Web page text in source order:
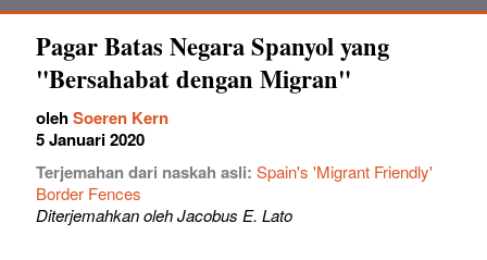
Pagar Batas Negara Spanyol yang
"Bersahabat dengan Migran"
olehSoeren Kern
5 Januari 2020
Terjemahan dari naskah asli: Spain's 'Migrant Friendly'
Border Fences
Diterjemahkan oleh Jacobus E. Lato